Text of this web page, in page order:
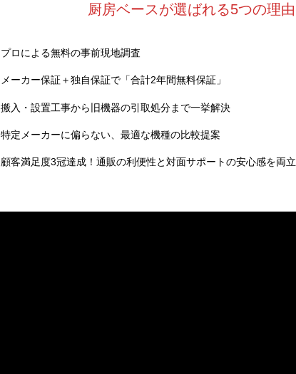
厨房ベースが選ばれる5つの理由
プロによる無料の事前現地調査
メーカー保証＋独自保証で「合計2年間無料保証」
搬入・設置工事から旧機器の引取処分まで一挙解決
特定メーカーに偏らない、最適な機種の比較提案
顧客満足度3冠達成！通販の利便性と対面サポートの安心感を両立